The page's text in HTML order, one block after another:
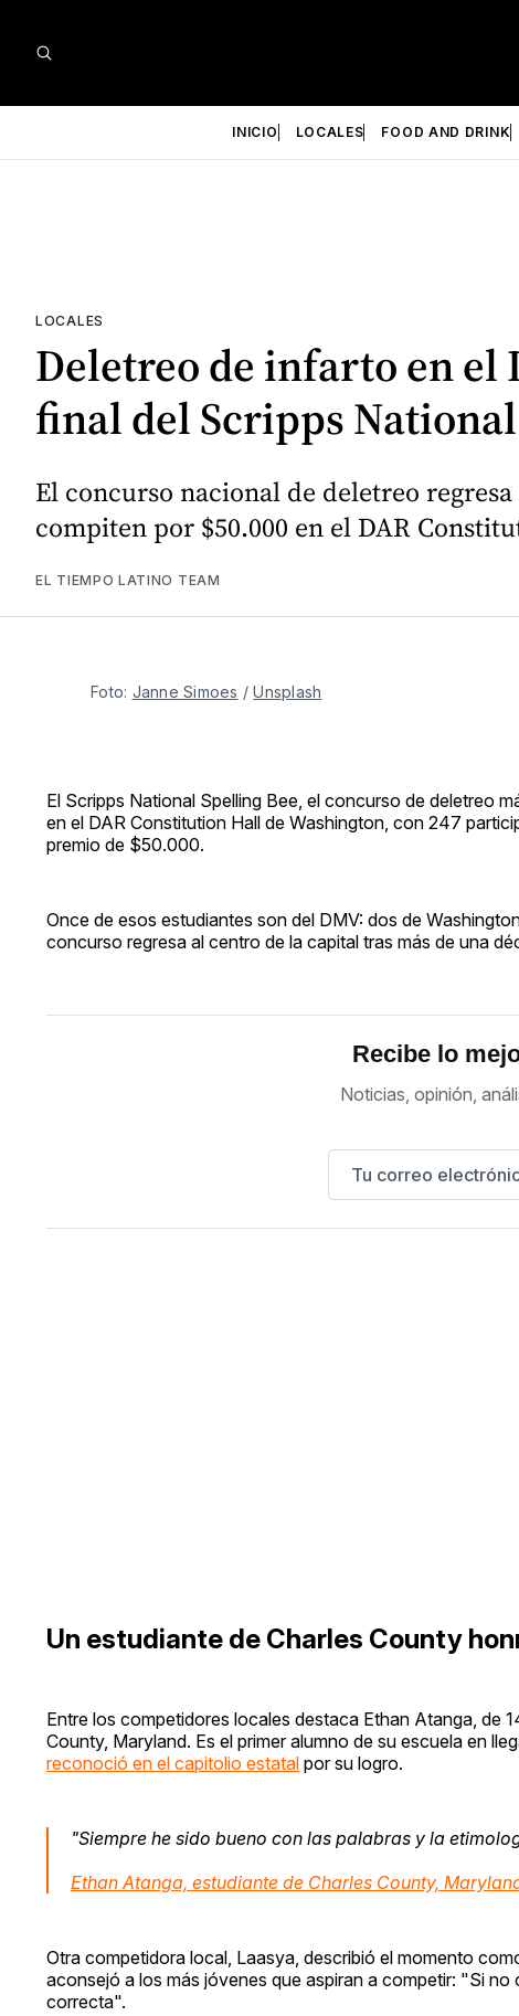
INICIO LOCALES FOOD AND DRINK
LOCALES
Deletreo de infarto en el
final del Scripps
El concurso nacional de deletreo
compiten por $50.000 en el DAR
EL TIEMPO LATINO TEAM
Foto: Janne Simoes / Unsplash
El Scripps National Spelling Bee, el concurso de deletreo
en el DAR Constitution Hall de Washington, con 247
premio de $50.000.
Once de esos estudiantes son del DMV: dos de
concurso regresa al centro de la capital tras más de una
Recibe lo
Noticias, opinión,
Un estudiante de Charles County
Entre los competidores locales destaca Ethan Atanga, de
County, Maryland. Es el primer alumno de su escuela en
reconoció en el capitolio estatal por su logro.
"Siempre he sido bueno con las palabras y la
Ethan Atanga, estudiante de Charles County,
Otra competidora local, Laasya, describió el momento
aconsejó a los más jóvenes que aspiran a competir: "Si
correcta".